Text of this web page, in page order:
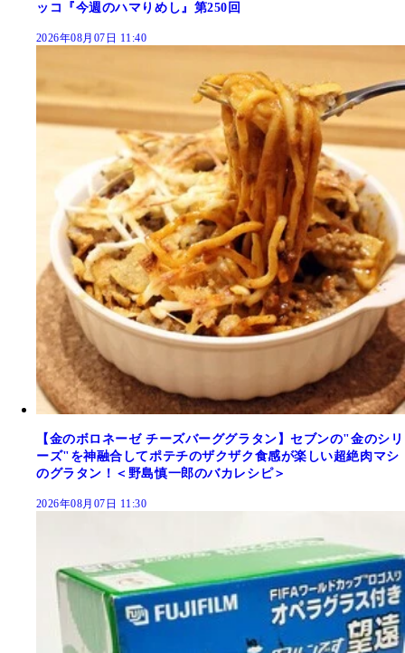
ッコ『今週のハマりめし』第250回
2026年08月07日 11:40
【金のボロネーゼ チーズバーググラタン】セブンの"金のシリ
ーズ"を神融合してポテチのザクザク食感が楽しい超絶肉マシ
のグラタン！＜野島慎一郎のバカレシピ＞
2026年08月07日 11:30